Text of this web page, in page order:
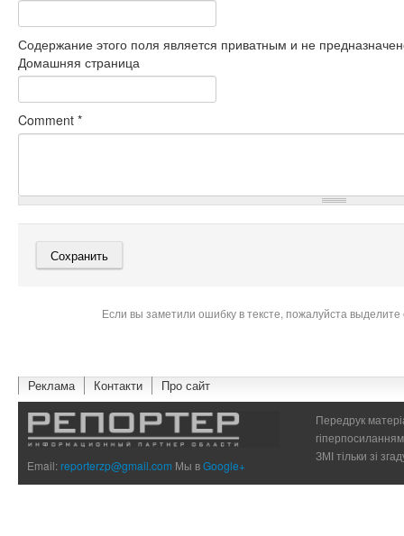
Содержание этого поля является приватным и не
Домашняя страница
Comment *
Если вы заметили ошибку в тексте, пожалуйста
Реклама Контакти Про сайт
Email:reporterzp@gmail.com Мы вGoogle+
Передрук
ЗМІ тільки зі